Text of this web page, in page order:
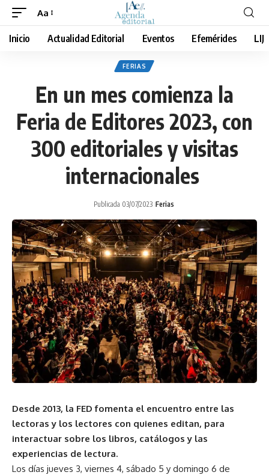
Cambiar
tamaño
Aa
Inicio Actualidad Editorial Eventos Efemérides LIJ
FERIAS
En un mes comienza la
Feria de Editores 2023, con
300 editoriales y visitas
internacionales
Publicada 03/07/2023 Ferias
Desde 2013, la FED fomenta el encuentro entre las
lectoras y los lectores con quienes editan, para
interactuar sobre los libros, catálogos y las
experiencias de lectura.
Los días jueves 3, viernes 4, sábado 5 y domingo 6 de